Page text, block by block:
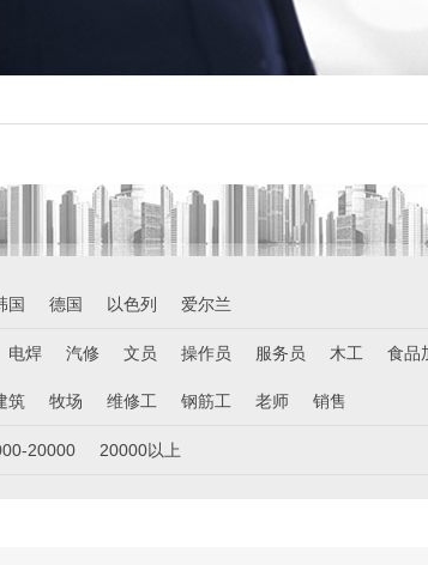
国 德国 以色列 爱尔兰
电焊 汽修 文员 操作员 服务员 木工 食品
筑 牧场 维修工 钢筋工 老师 销售
20000 20000以上